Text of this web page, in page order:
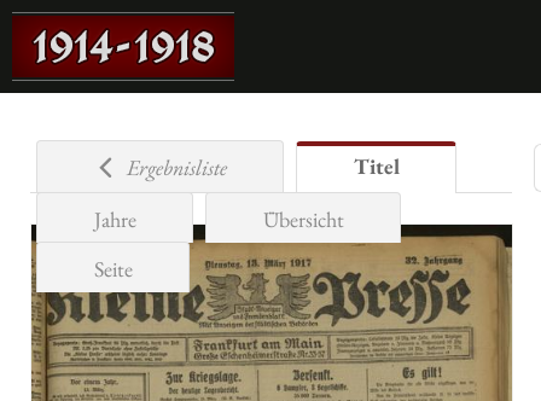
Ergebnisliste
Titel
Jahre
Übersicht
Seite